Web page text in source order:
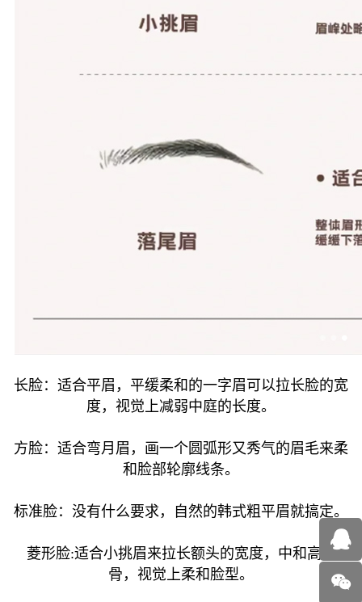
长脸：适合平眉，平缓柔和的一字眉可以拉长脸的宽
度，视觉上减弱中庭的长度。
方脸：适合弯月眉，画一个圆弧形又秀气的眉毛来柔
和脸部轮廓线条。
标准脸：没有什么要求，自然的韩式粗平眉就搞定。
菱形脸:适合小挑眉来拉长额头的宽度，中和高颧
骨，视觉上柔和脸型。